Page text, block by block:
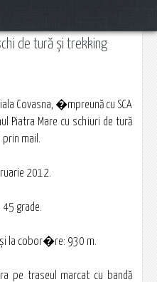
de tură şi trekking
Covasna, �mpreună cu SCA
Piatra Mare cu schiuri de tură
mail.
2012.
grade.
la cobor�re: 930 m.
pe traseul marcat cu bandă